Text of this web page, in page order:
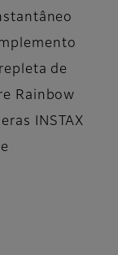
de
Rainbow
INSTAX